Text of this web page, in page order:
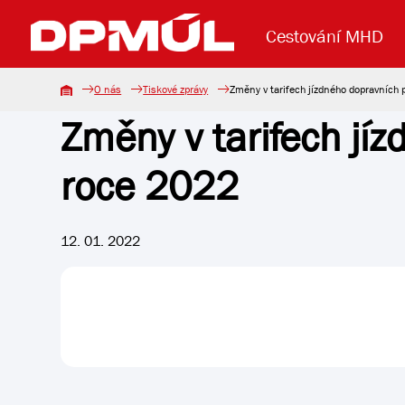
Cestování MHD
Uzavření mostu Dr. E. Beneše Koupit
Lanová dráha Reklama
Základní údaje Aktuality
O nás Tiskové zprávy Změny v tarifech jízdného dopravních
Změny v tarifech
roce 2022
12. 01. 2022